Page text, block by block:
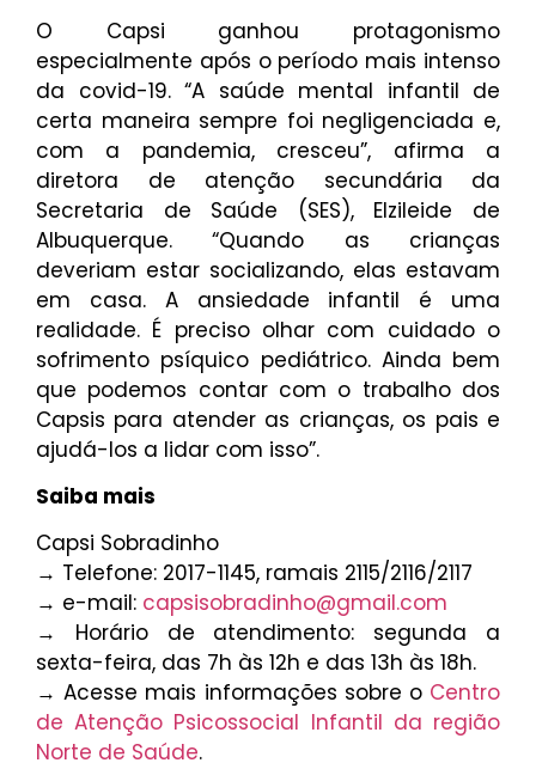
O Capsi ganhou protagonismo
especialmente após o período mais intenso
da covid-19. “A saúde mental infantil de
certa maneira sempre foi negligenciada e,
com a pandemia, cresceu”, afirma a
diretora de atenção secundária da
Secretaria de Saúde (SES), Elzileide de
Albuquerque. “Quando as crianças
deveriam estar socializando, elas estavam
em casa. A ansiedade infantil é uma
realidade. É preciso olhar com cuidado o
sofrimento psíquico pediátrico. Ainda bem
que podemos contar com o trabalho dos
Capsis para atender as crianças, os pais e
ajudá-los a lidar com isso”.
Saiba mais
Capsi Sobradinho
→ Telefone: 2017-1145, ramais 2115/2116/2117
→ e-mail: capsisobradinho@gmail.com
→ Horário de atendimento: segunda a
sexta-feira, das 7h às 12h e das 13h às 18h.
→ Acesse mais informações sobre o Centro
de Atenção Psicossocial Infantil da região
Norte de Saúde.